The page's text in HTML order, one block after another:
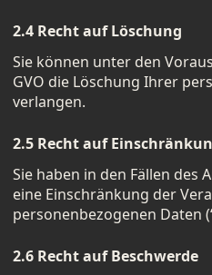
2.4 Recht auf Löschung
Sie können unter den
GVO die Löschung Ihrer
verlangen.
2.5 Recht auf
Sie haben in den Fällen des
eine Einschränkung der
personenbezogenen Daten
2.6 Recht auf Beschwerde